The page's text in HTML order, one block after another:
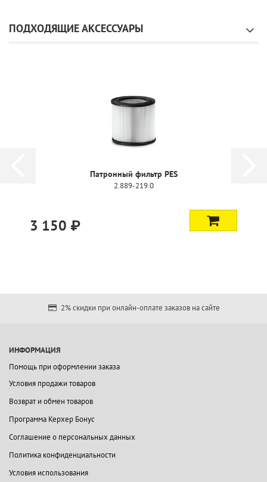
ПОДХОДЯЩИЕ АКСЕССУАРЫ
Патронный фильтр PES
2.889-219.0
3 150 ₽
2% скидки при онлайн-оплате заказов на сайте
ИНФОРМАЦИЯ
Помощь при оформлении заказа
Условия продажи товаров
Возврат и обмен товаров
Программа Керхер Бонус
Соглашение о персональных данных
Политика конфиденциальности
Условия использования